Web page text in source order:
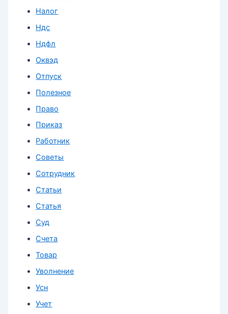
Налог
Ндс
Ндфл
Оквэд
Отпуск
Полезное
Право
Приказ
Работник
Советы
Сотрудник
Статьи
Статья
Суд
Счета
Товар
Уволнение
Усн
Учет